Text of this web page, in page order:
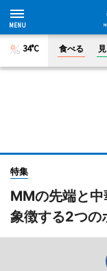
34°C 食べる
特集
MMの先端と
象徴する2つの